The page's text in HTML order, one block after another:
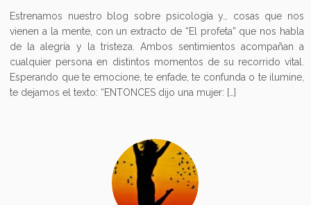
Estrenamos nuestro blog sobre psicología y… cosas que nos
vienen a la mente, con un extracto de “El profeta” que nos habla
de la alegría y la tristeza. Ambos sentimientos acompañan a
cualquier persona en distintos momentos de su recorrido vital.
Esperando que te emocione, te enfade, te confunda o te ilumine,
te dejamos el texto: “ENTONCES dijo una mujer: […]